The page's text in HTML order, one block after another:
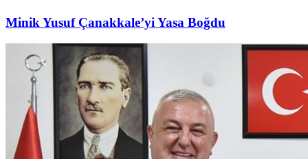
Minik Yusuf Çanakkale’yi Yasa Boğdu